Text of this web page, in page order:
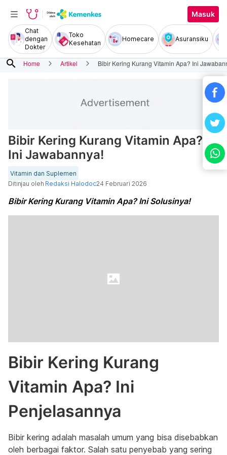
Masuk
Chat
dengan
Dokter
Toko
Kesehatan
Homecare Asuransiku
search Home Artikel Bibir Kering Kurang Vitamin Apa? Ini
Bibir Kering Kurang Vitamin Apa?
Ini Jawabannya!
Vitamin dan Suplemen
Ditinjau oleh Redaksi Halodoc24 Februari 2026
Bibir Kering Kurang Vitamin Apa? Ini Solusinya!
Bibir Kering Kurang
Vitamin Apa? Ini
Penjelasannya
Bibir kering adalah masalah umum yang bisa disebabkan
oleh berbagai faktor. Salah satu penyebab yang sering